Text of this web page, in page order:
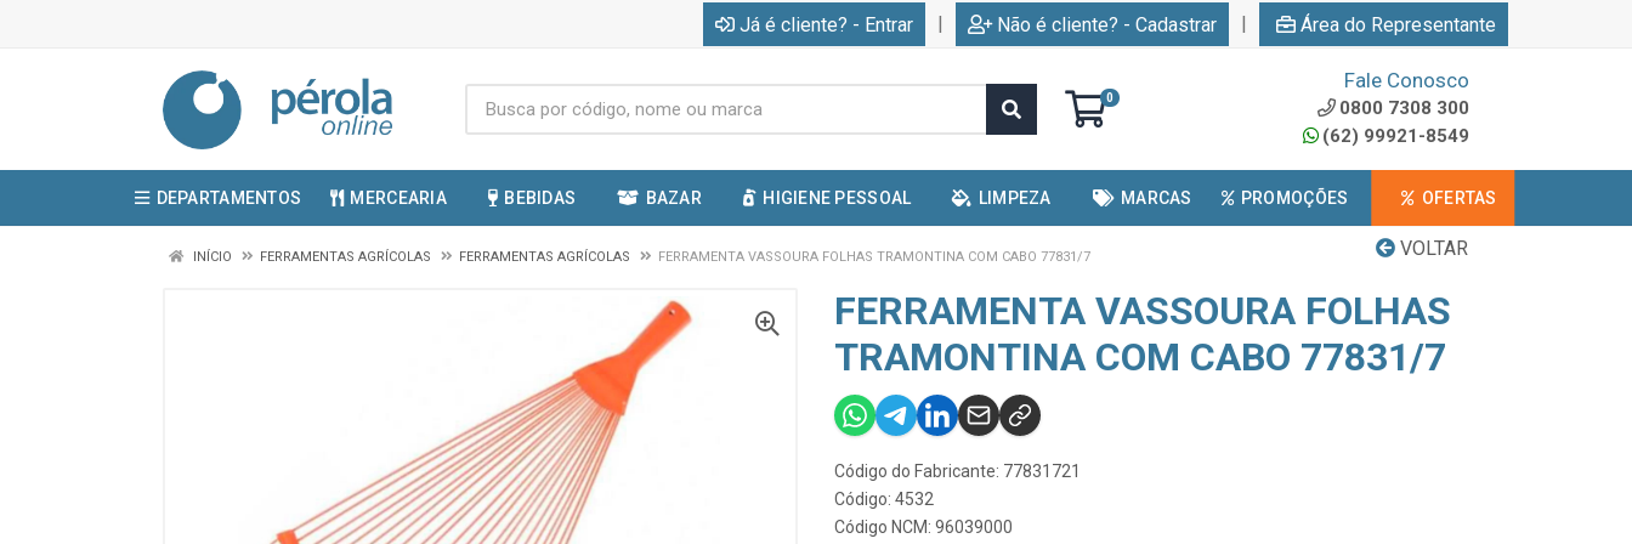
Já é cliente? - Entrar | Não é cliente? - Cadastrar | Área do Representante
0
Fale Conosco
0800 7308 300
(62) 99921-8549
DEPARTAMENTOS MERCEARIA BEBIDAS BAZAR HIGIENE PESSOAL LIMPEZA MARCAS PROMOÇÕES OFERTAS
VOLTAR
INÍCIO FERRAMENTAS AGRÍCOLAS FERRAMENTAS AGRÍCOLAS FERRAMENTA VASSOURA FOLHAS TRAMONTINA COM CABO 77831/7
FERRAMENTA VASSOURA FOLHAS
TRAMONTINA COM CABO 77831/7
Código do Fabricante: 77831721
Código: 4532
Código NCM: 96039000